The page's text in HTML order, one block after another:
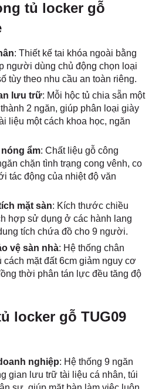
tủ locker gỗ
: Thiết kế tai khóa ngoài bằng
người dùng chủ động chọn loại
tùy theo nhu cầu an toàn riêng.
lưu trữ: Mỗi hộc tủ chia sẵn một
2 ngăn, giúp phân loại giày
liệu một cách khoa học, ngăn
ẩm: Chất liệu gỗ công
chặn tình trạng cong vênh, co
tác động của nhiệt độ văn
mặt sàn: Kích thước chiều
hợp sử dụng ở các hành lang
tích chứa đồ cho 9 người.
vệ sàn nhà: Hệ thống chân
cách mặt đất 6cm giảm nguy cơ
thời phân tán lực đều tăng độ
locker gỗ TUG09
nghiệp: Hệ thống 9 ngăn
gian lưu trữ tài liệu cá nhân, túi